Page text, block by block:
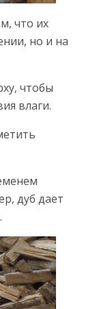
что их
но и на
чтобы
влаги.
дуб дает